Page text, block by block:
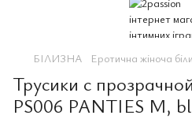
БІЛИЗНА Еротична жіноча
Трусики с
PS006 PANTIES M,